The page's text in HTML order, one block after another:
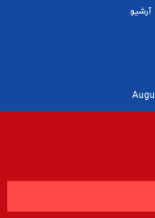
آرشیو